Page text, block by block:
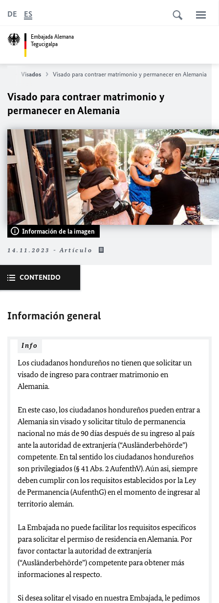
Embajada Alemana
Tegucigalpa
DE ES
Visados Visado para contraer matrimonio y permanecer en Alemania
Visado para contraer matrimonio y
permanecer en Alemania
Información de la imagen
14.11.2023 - Artículo
CONTENIDO
Información general
Info
Los ciudadanos hondureños no tienen que solicitar un
visado de ingreso para contraer matrimonio en
Alemania.
En este caso, los ciudadanos hondureños pueden entrar a
Alemania sin visado y solicitar título de permanencia
nacional no más de 90 días después de su ingreso al país
ante la autoridad de extranjería (“Ausländerbehörde”)
competente. En tal sentido los ciudadanos hondureños
son privilegiados (§ 41 Abs. 2 AufenthV). Aún asi, siempre
deben cumplir con los requisitos establecidos por la Ley
de Permanencia (AufenthG) en el momento de ingresar al
territorio alemán.
La Embajada no puede facilitar los requisitos específicos
para solicitar el permiso de residencia en Alemania. Por
favor contactar la autoridad de extranjería
(“Ausländerbehörde”) competente para obtener más
informaciones al respecto.
Si desea solitar el visado en nuestra Embajada, le pedimos